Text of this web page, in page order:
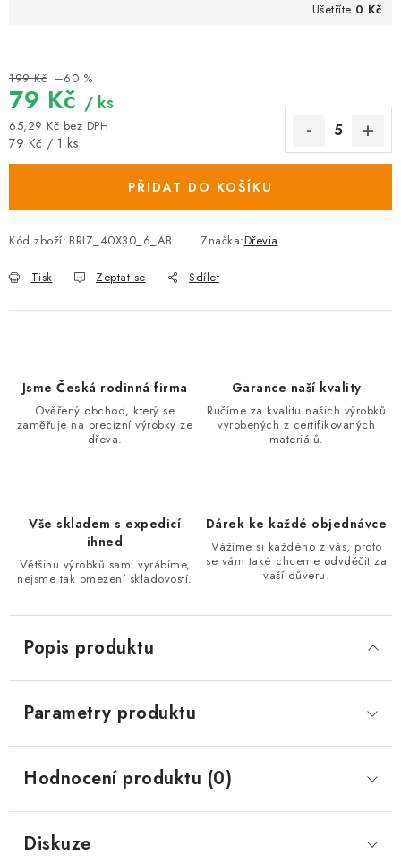
Ušetříte 0 Kč
199 Kč –60 %
79 Kč / ks
65,29 Kč bez DPH
Měrná cena:
79 Kč / 1 ks
PŘIDAT DO KOŠÍKU
Kód zboží: BRIZ_40X30_6_AB Značka:Dřevia
Tisk Zeptat se Sdílet
Jsme Česká rodinná firma
Ověřený obchod, který se
zaměřuje na precizní výrobky ze
dřeva.
Garance naší kvality
Ručíme za kvalitu našich výrobků
vyrobených z certifikovaných
materiálů.
Vše skladem s expedicí
ihned
Většinu výrobků sami vyrábíme,
nejsme tak omezení skladovostí.
Dárek ke každé objednávce
Vážíme si každého z vás, proto
se vám také chceme odvděčit za
vaší důveru.
Popis produktu
Parametry produktu
Hodnocení produktu (0)
Diskuze